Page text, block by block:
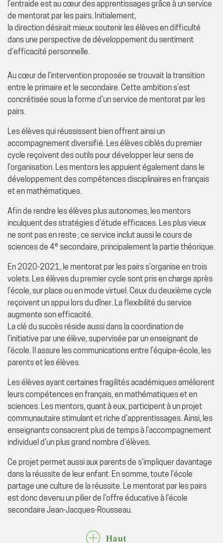
l’entraide est au cœur des apprentissages grâce à un service
de mentorat par les pairs. Initialement,
la direction désirait mieux soutenir les élèves en difficulté
dans une perspective de développement du sentiment
d’efficacité personnelle.
Au cœur de l’intervention proposée se trouvait la transition
entre le primaire et le secondaire. Cette ambition s’est
concrétisée sous la forme d’un service de mentorat par les
pairs.
Les élèves qui réussissent bien offrent ainsi un
accompagnement diversifié. Les élèves ciblés du premier
cycle reçoivent des outils pour développer leur sens de
l’organisation. Les mentors les appuient également dans le
développement des compétences disciplinaires en français
et en mathématiques.
Afin de rendre les élèves plus autonomes, les mentors
inculquent des stratégies d’étude efficaces. Les plus vieux
ne sont pas en reste ; ce service inclut aussi le cours de
sciences de 4e secondaire, principalement la partie théorique.
En 2020-2021, le mentorat par les pairs s’organise en trois
volets. Les élèves du premier cycle sont pris en charge après
l’école, sur place ou en mode virtuel. Ceux du deuxième cycle
reçoivent un appui lors du dîner. La flexibilité du service
augmente son efficacité.
La clé du succès réside aussi dans la coordination de
l’initiative par une élève, supervisée par un enseignant de
l’école. Il assure les communications entre l’équipe-école, les
parents et les élèves.
Les élèves ayant certaines fragilités académiques améliorent
leurs compétences en français, en mathématiques et en
sciences. Les mentors, quant à eux, participent à un projet
communautaire stimulant et riche d’apprentissages. Ainsi, les
enseignants consacrent plus de temps à l’accompagnement
individuel d’un plus grand nombre d’élèves.
Ce projet permet aussi aux parents de s’impliquer davantage
dans la réussite de leur enfant. En somme, toute l’école
partage une culture de la réussite. Le mentorat par les pairs
est donc devenu un pilier de l’offre éducative à l’école
secondaire Jean-Jacques-Rousseau.
Haut